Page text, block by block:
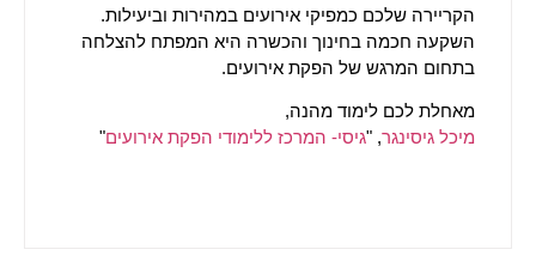
הקריירה שלכם כמפיקי אירועים במהירות וביעילות.
השקעה חכמה בחינוך והכשרה היא המפתח להצלחה
בתחום המרגש של הפקת אירועים.
מאחלת לכם לימוד מהנה,
מיכל גיסינגר, "גיסי- המרכז ללימודי הפקת אירועים"